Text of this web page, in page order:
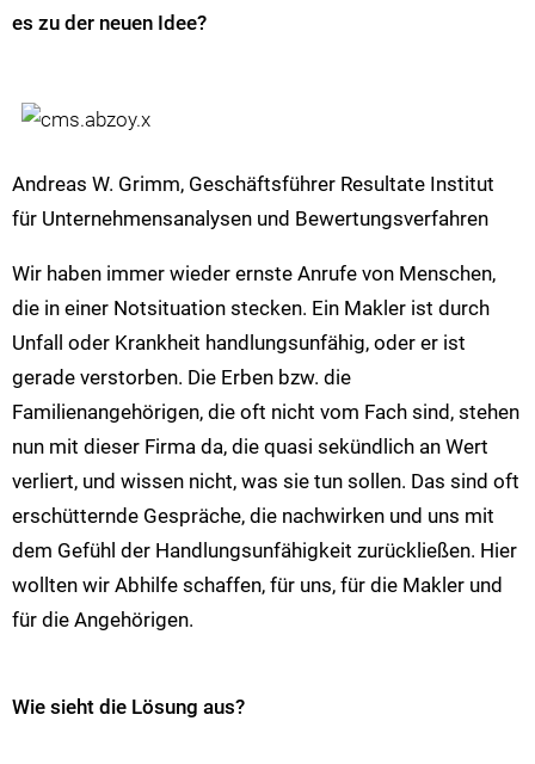
es zu der neuen Idee?
Andreas W. Grimm, Geschäftsführer Resultate Institut
für Unternehmensanalysen und Bewertungsverfahren
Wir haben immer wieder ernste Anrufe von Menschen,
die in einer Notsituation stecken. Ein Makler ist durch
Unfall oder Krankheit handlungsunfähig, oder er ist
gerade verstorben. Die Erben bzw. die
Familienangehörigen, die oft nicht vom Fach sind, stehen
nun mit dieser Firma da, die quasi sekündlich an Wert
verliert, und wissen nicht, was sie tun sollen. Das sind oft
erschütternde Gespräche, die nachwirken und uns mit
dem Gefühl der Handlungsunfähigkeit zurückließen. Hier
wollten wir Abhilfe schaffen, für uns, für die Makler und
für die Angehörigen.
Wie sieht die Lösung aus?